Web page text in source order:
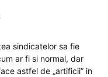
sindicatelor sa fie
ar fi si normal, dar
astfel de „artificii” in